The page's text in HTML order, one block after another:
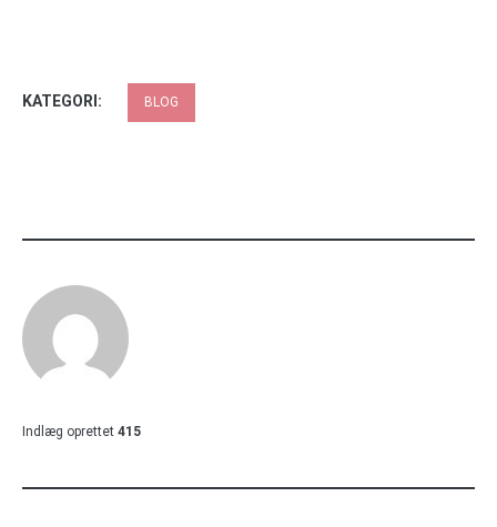
KATEGORI: BLOG
Indlæg oprettet 415